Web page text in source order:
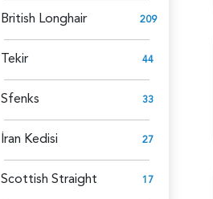
British Longhair 209
Tekir 44
Sfenks 33
İran Kedisi 27
Scottish Straight 17